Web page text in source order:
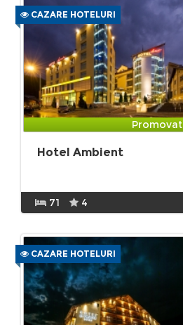
CAZARE HOTELURI
Promovat
Hotel Ambient
71 4
CAZARE HOTELURI